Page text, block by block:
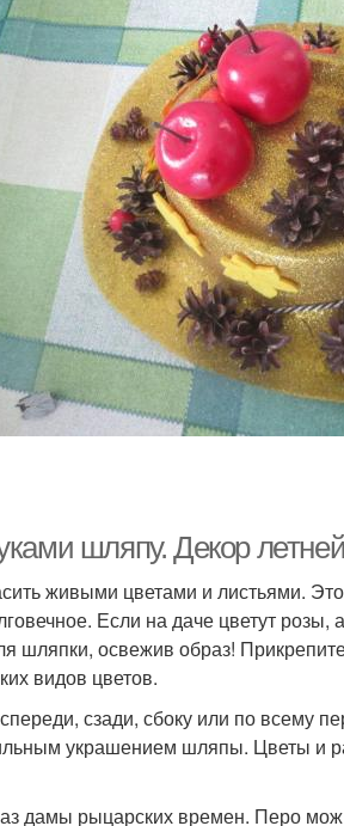
шляпу. Декор
живыми цветами и листьями.
Если на даче цветут
шляпки, освежив образ!
видов цветов.
сзади, сбоку или по всему
украшением шляпы. Цветы и
дамы рыцарских времен. Перо